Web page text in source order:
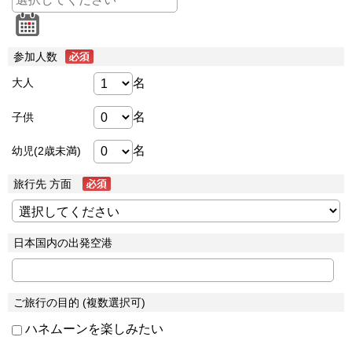
参加人数
大人 名
子供 名
幼児(2歳未満) 名
旅行先 方面
日本国内の出発空港
ご旅行の目的 (複数選択可)
ハネムーンを楽しみたい